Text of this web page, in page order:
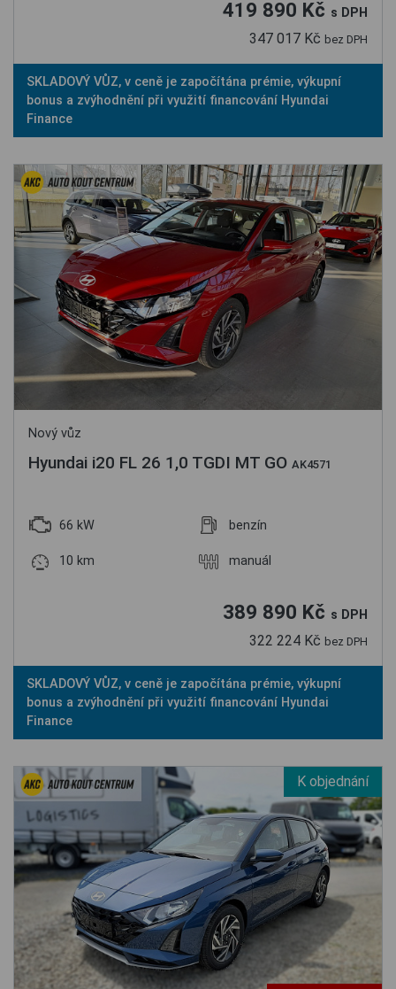
419 890 Kč s DPH
347 017 Kč bez DPH
SKLADOVÝ VŮZ, v ceně je započítána prémie, výkupní
bonus a zvýhodnění při využití financování Hyundai
Finance
Nový vůz
Hyundai i20 FL 26 1,0 TGDI MT GO AK4571
66 kW benzín
10 km manuál
389 890 Kč s DPH
322 224 Kč bez DPH
SKLADOVÝ VŮZ, v ceně je započítána prémie, výkupní
bonus a zvýhodnění při využití financování Hyundai
Finance
K objednání